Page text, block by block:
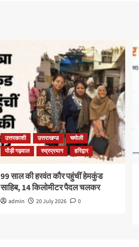
उत्तरकाशी उत्तराखण्ड
चमोली
पौड़ी गढ़वाल
रुद्रप्रयाग हरिद्वार
99 साल की हरवंत कौर पहुंचीं हेमकुंड
साहिब, 14 किलोमीटर पैदल चलकर
admin 20 July 2026 0